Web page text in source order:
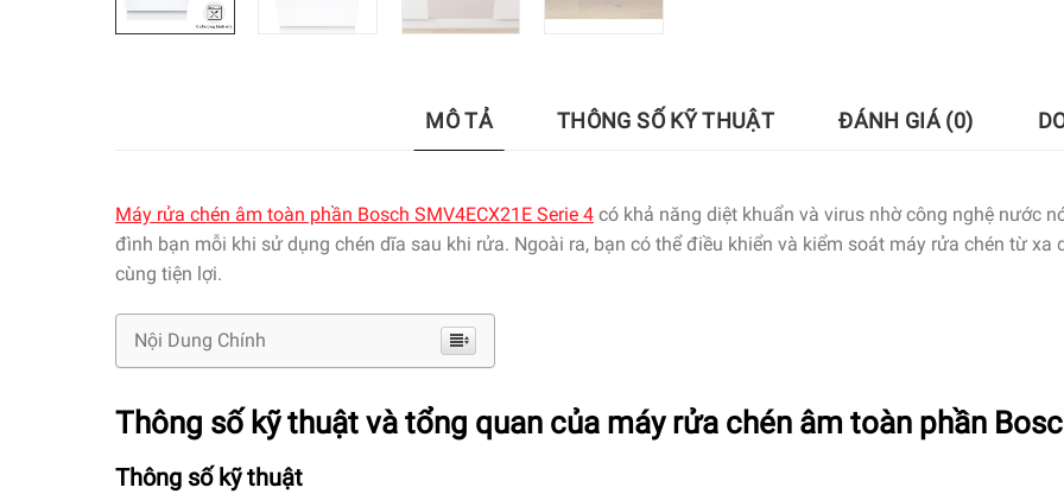
MÔ TẢ THÔNG SỐ KỸ THUẬT ĐÁNH GIÁ (0)
Máy rửa chén âm toàn phần Bosch SMV4ECX21E Serie 4 có khả năng diệt khuẩn và virus nhờ công nghệ nước
đình bạn mỗi khi sử dụng chén dĩa sau khi rửa. Ngoài ra, bạn có thể điều khiển và kiểm soát máy rửa chén từ xa
cùng tiện lợi.
Nội Dung Chính
Thông số kỹ thuật và tổng quan của máy rửa chén âm toàn phần
Thông số kỹ thuật